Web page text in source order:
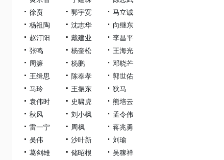
徐贲
郭宇宽
马立诚
杨祖陶
沈志华
向继东
赵汀阳
戴建业
李昌平
张鸣
杨奎松
王海光
周濂
杨鹏
邓晓芒
王缉思
陈奉孝
郭世佑
马玲
王振东
狄马
袁伟时
史啸虎
熊培云
秋风
刘小枫
孟令伟
雷一宁
周枫
蒋兆勇
吴伟
沙叶新
刘瑜
葛剑雄
储昭根
吴稼祥